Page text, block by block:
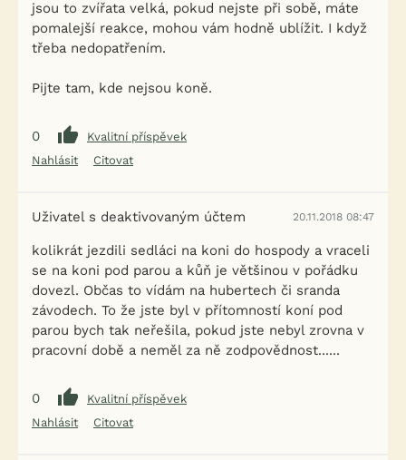
jsou to zvířata velká, pokud nejste při sobě, máte
pomalejší reakce, mohou vám hodně ublížit. I když
třeba nedopatřením.
Pijte tam, kde nejsou koně.
0
Kvalitní příspěvek
Nahlásit
Citovat
Uživatel s deaktivovaným účtem 20.11.2018 08:47
kolikrát jezdili sedláci na koni do hospody a vraceli
se na koni pod parou a kůň je většinou v pořádku
dovezl. Občas to vídám na hubertech či sranda
závodech. To že jste byl v přítomností koní pod
parou bych tak neřešila, pokud jste nebyl zrovna v
pracovní době a neměl za ně zodpovědnost......
0
Kvalitní příspěvek
Nahlásit
Citovat